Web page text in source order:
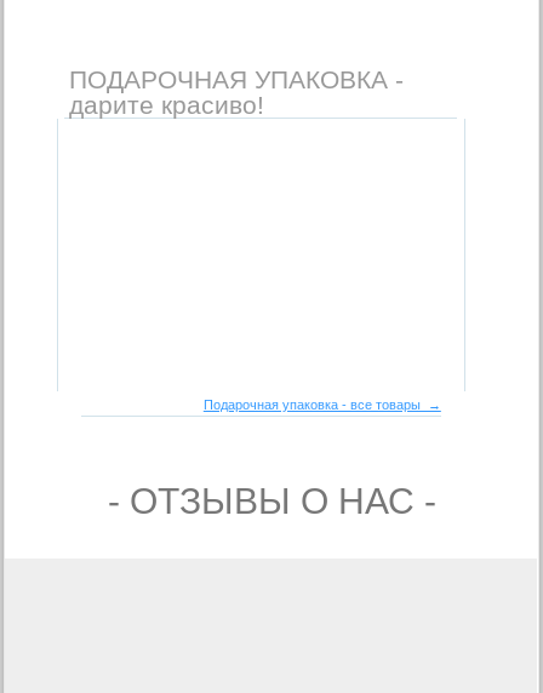
ПОДАРОЧНАЯ УПАКОВКА -
дарите красиво!
Подарочная упаковка - все товары →
- ОТЗЫВЫ О НАС -